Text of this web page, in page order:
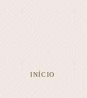
INÍCIO